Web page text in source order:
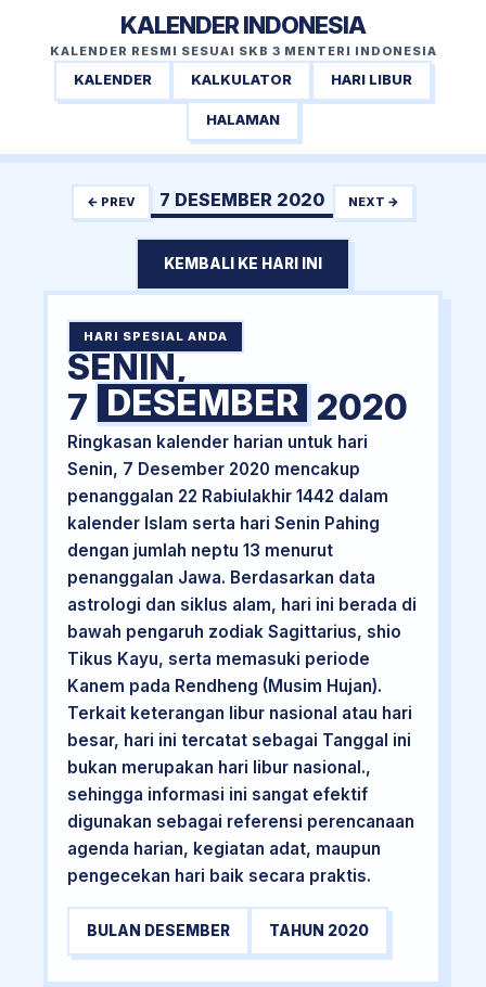
KALENDER INDONESIA
KALENDER RESMI SESUAI SKB 3 MENTERI INDONESIA
KALENDER KALKULATOR HARI LIBUR
HALAMAN
← PREV 7 DESEMBER 2020 NEXT →
KEMBALI KE HARI INI
HARI SPESIAL ANDA
SENIN,
7 DESEMBER 2020
Ringkasan kalender harian untuk hari
Senin, 7 Desember 2020 mencakup
penanggalan 22 Rabiulakhir 1442 dalam
kalender Islam serta hari Senin Pahing
dengan jumlah neptu 13 menurut
penanggalan Jawa. Berdasarkan data
astrologi dan siklus alam, hari ini berada di
bawah pengaruh zodiak Sagittarius, shio
Tikus Kayu, serta memasuki periode
Kanem pada Rendheng (Musim Hujan).
Terkait keterangan libur nasional atau hari
besar, hari ini tercatat sebagai Tanggal ini
bukan merupakan hari libur nasional.,
sehingga informasi ini sangat efektif
digunakan sebagai referensi perencanaan
agenda harian, kegiatan adat, maupun
pengecekan hari baik secara praktis.
BULAN DESEMBER TAHUN 2020